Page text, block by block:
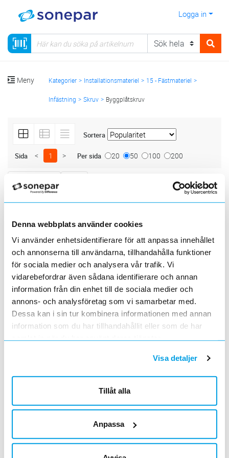
Denna webbplats använder cookies
Vi använder enhetsidentifierare för att anpassa innehållet
och annonserna till användarna, tillhandahålla funktioner
för sociala medier och analysera vår trafik. Vi
vidarebefordrar även sådana identifierare och annan
information från din enhet till de sociala medier och
annons- och analysföretag som vi samarbetar med.
Dessa kan i sin tur kombinera informationen med annan
information som du har tillhandahållit eller som de har
samlat in när du har använt deras tjänster.
Visa detaljer
Tillåt alla
Anpassa
Logga in
Meny Kategorier Installationsmateriel 15 - Fästmateriel
Infästning Skruv Byggplåtskruv
Sortera
Sida < 1 > Per sida 20 50 100 200
FP Lägg i kundvagn
BYGGPLÅTSKRUV 6,3X25
ArtNr 1549226
Varumärke ESSVE
BYGGPLÅTSKRUV 6,3X25 BORRSPETS
FP Lägg i kundvagn
BYGGPLÅTSKRUV 5,5X25
ArtNr
1549224
Varumärke ESSVE
BYGGPLÅTSKRUV 5,5X25 BORRSPETS
SEXKANTSSK M BRI FZB
Lägg i kundvagn
BYGGPLÅTSKRUV 4,8X19
Varumärke ESSVE
BYGGPLÅTSKRUV 4,8X19 BORRSPETS
SEXKANTSSK M BRI FZB
FP Lägg i kundvagn
BTL FZB A/P 4,8X19 L.GRÅ
A096933
Plåtskruv med gänga typ A/P i blankförzinkat
härdat stål, med lös tätningsbricka i